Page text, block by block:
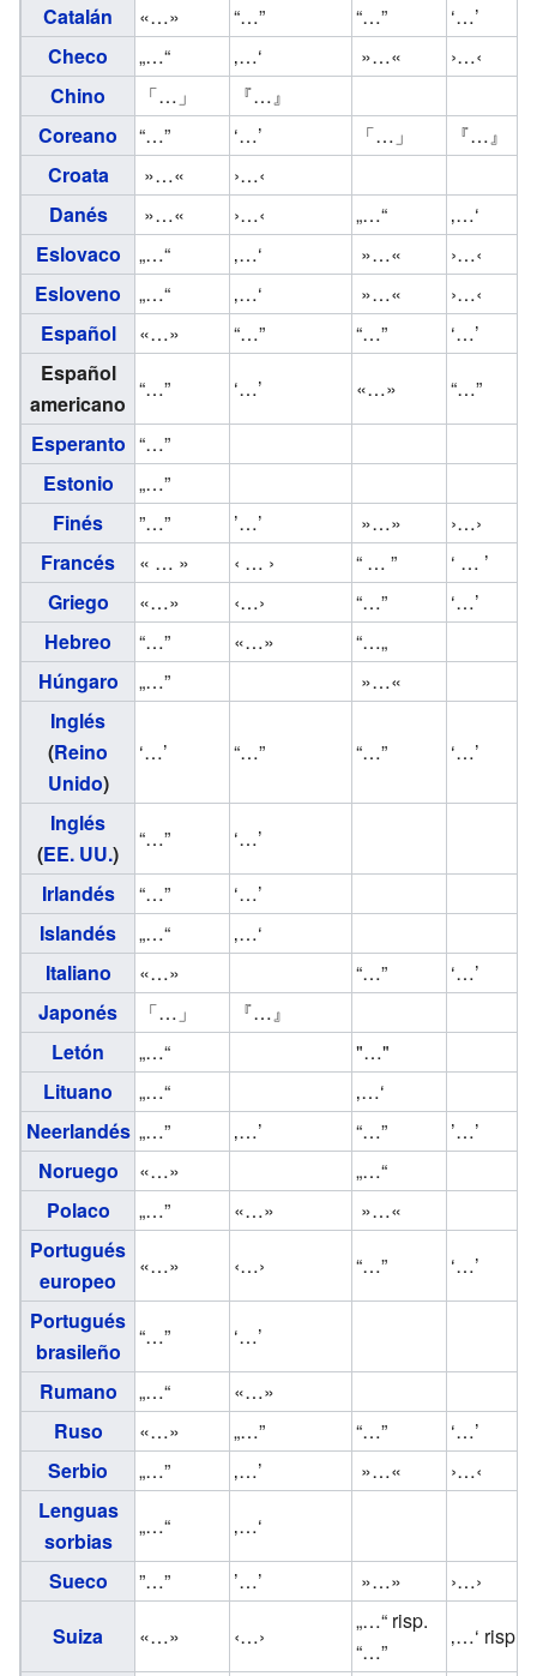
Catalán
«…» “…” “…”
‘…’
Checo
„…“ ‚…‘ »…«
›…‹
Chino
「…」
『…』
Coreano
“…” ‘…’ 「…」
『…』
Croata
»…«
›…‹
Danés
»…« ›…‹ „…“
‚…‘
Eslovaco
„…“ ‚…‘ »…«
›…‹
Esloveno
„…“ ‚…‘ »…«
›…‹
Español
«…» “…” “…”
‘…’
Español
americano
“…” ‘…’ «…»
“…”
Esperanto “…”
Estonio
„…”
Finés
”…” ’…’ »…»
›…›
Francés
« … » ‹ … › “ … ”
‘ … ’
Griego
«…» ‹…› “…”
‘…’
Hebreo
“…” «…»
“…„
Húngaro
„…”
»…«
Inglés
(Reino
Unido)
‘…’ “…” “…” ‘…’
Inglés
(EE. UU.)
“…”
‘…’
Irlandés
“…”
‘…’
Islandés
„…“
‚…‘
Italiano
«…» “…”
‘…’
Japonés
「…」
『…』
Letón
„…“
"…"
Lituano
„…“
‚…‘
Neerlandés „…” ‚…’ “…”
’…’
Noruego
«…»
„…“
Polaco
„…” «…»
»…«
Portugués
europeo
«…» ‹…› “…”
‘…’
Portugués
brasileño
“…”
‘…’
Rumano
„…“
«…»
Ruso
«…» „…” “…”
‘…’
Serbio
„…” ‚…’ »…«
›…‹
Lenguas
sorbias
„…“
‚…‘
Sueco
”…” ’…’ »…»
›…›
Suiza
«…» ‹…›
„…“ risp.
“…”
‚…‘ risp.